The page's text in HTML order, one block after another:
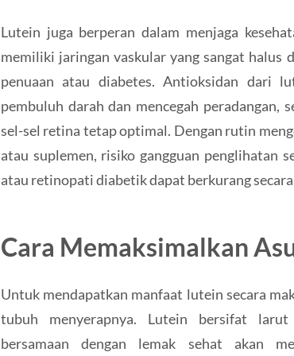
Lutein juga berperan dalam menjaga
memiliki jaringan vaskular yang sangat halus
penuaan atau diabetes. Antioksidan dari
pembuluh darah dan mencegah peradangan,
sel-sel retina tetap optimal. Dengan rutin
atau suplemen, risiko gangguan penglihatan
atau retinopati diabetik dapat berkurang
Cara Memaksimalkan
Untuk mendapatkan manfaat lutein secara
tubuh menyerapnya. Lutein bersifat
bersamaan dengan lemak sehat akan